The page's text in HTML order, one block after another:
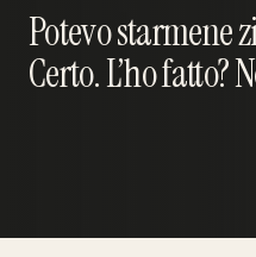
Potevo starmene
Certo. L’ho fatto?